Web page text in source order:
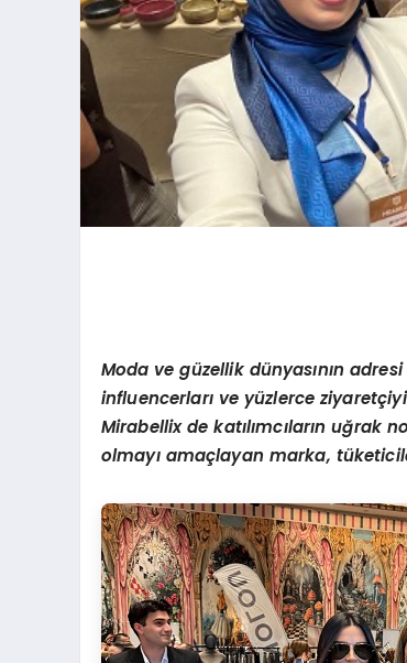
Moda ve güzellik dünyasının
influencerları ve yüzlerce
Mirabellix de katılımcıların uğrak
olmayı amaçlayan marka,